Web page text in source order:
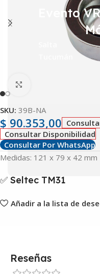
Evento
SKU: 39B-NA
$ 90.353,00
Consultar Disponibilidad
Consultar Por WhatsApp
Medidas: 121 x 79 x 42 mm
✅ Seltec TM31
Añadir a la lista de
Reseñas